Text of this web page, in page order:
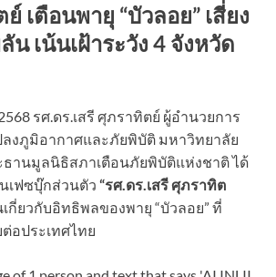
เตือนพายุ “บัวลอย” เสี่ยง
เน้นเฝ้าระวัง 4 จังหวัด
รศ.ดร.เสรี ศุภราทิตย์ ผู้อำนวยการ
งภูมิอากาศและภัยพิบัติ มหาวิทยาลัย
ธานมูลนิธิสภาเตือนภัยพิบัติแห่งชาติ ได้
เฟซบุ๊กส่วนตัว “รศ.ดร.เสรี ศุภราทิต
กี่ยวกับอิทธิพลของพายุ “บัวลอย” ที่
อประเทศไทย